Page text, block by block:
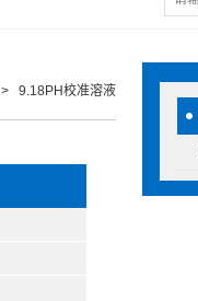
> 9.18PH校准溶液